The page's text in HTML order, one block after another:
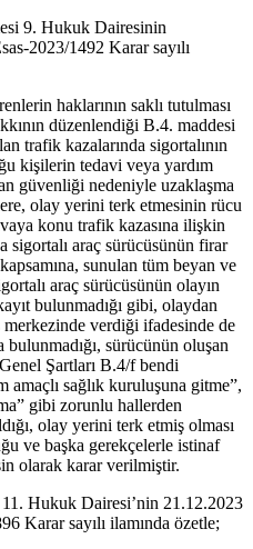
9. Hukuk Dairesinin
2023/1492 Karar sayılı
haklarının saklı tutulması
düzenlendiği B.4. maddesi
trafik kazalarında sigortalının
kişilerin tedavi veya yardım
güvenliği nedeniyle uzaklaşma
olay yerini terk etmesinin rücu
konu trafik kazasına ilişkin
sigortalı araç sürücüsünün firar
sunulan tüm beyan ve
araç sürücüsünün olayın
bulunmadığı gibi, olaydan
verdiği ifadesinde de
sürücünün oluşan
Şartları B.4/f bendi
amaçlı sağlık kuruluşuna gitme”,
gibi zorunlu hallerden
olay yerini terk etmiş olması
ve başka gerekçelerle istinaf
olarak karar verilmiştir.
Hukuk Dairesi’nin 21.12.2023
Karar sayılı ilamında özetle;